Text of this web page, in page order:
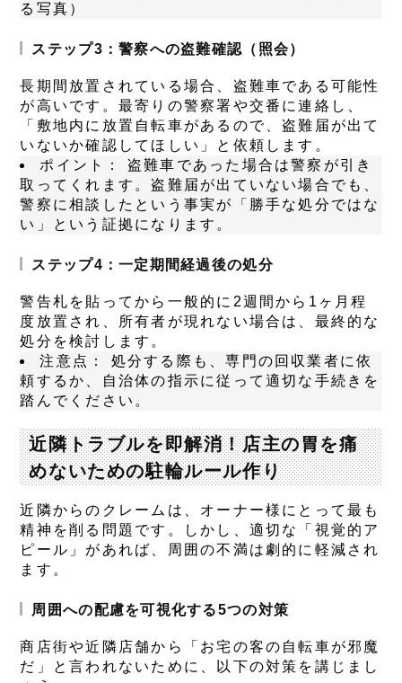
る写真）
ステップ3：警察への盗難確認（照会）
長期間放置されている場合、盗難車である可能性
が高いです。最寄りの警察署や交番に連絡し、
「敷地内に放置自転車があるので、盗難届が出て
いないか確認してほしい」と依頼します。
ポイント：
盗難車であった場合は警察が引き
取ってくれます。盗難届が出ていない場合でも、
警察に相談したという事実が「勝手な処分ではな
い」という証拠になります。
ステップ4：一定期間経過後の処分
警告札を貼ってから一般的に 2週間から1ヶ月程
度 放置され、所有者が現れない場合は、最終的な
処分を検討します。
注意点：
処分する際も、専門の回収業者に依
頼するか、自治体の指示に従って適切な手続きを
踏んでください。
近隣トラブルを即解消！店主の胃を痛
めないための駐輪ルール作り
近隣からのクレームは、オーナー様にとって最も
精神を削る問題です。しかし、適切な「視覚的ア
ピール」があれば、周囲の不満は劇的に軽減され
ます。
周囲への配慮を可視化する5つの対策
商店街や近隣店舗から「お宅の客の自転車が邪魔
だ」と言われないために、以下の対策を講じまし